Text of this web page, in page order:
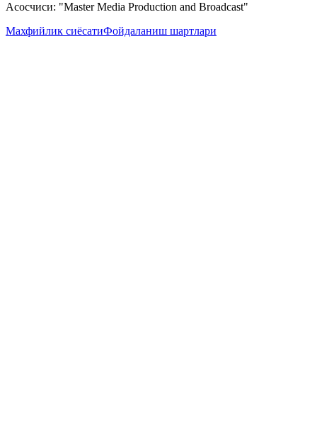
Асосчиси: "Master Media Production and Broadcast"
Махфийлик сиёсатиФойдаланиш шартлари